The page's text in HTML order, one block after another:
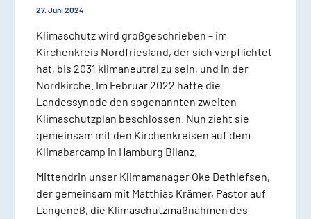
27. Juni 2024
Klimaschutz wird großgeschrieben – im
Kirchenkreis Nordfriesland, der sich verpflichtet
hat, bis 2031 klimaneutral zu sein, und in der
Nordkirche. Im Februar 2022 hatte die
Landessynode den sogenannten zweiten
Klimaschutzplan beschlossen. Nun zieht sie
gemeinsam mit den Kirchenkreisen auf dem
Klimabarcamp in Hamburg Bilanz.
Mittendrin unser Klimamanager Oke Dethlefsen,
der gemeinsam mit Matthias Krämer, Pastor auf
Langeneß, die Klimaschutzmaßnahmen des